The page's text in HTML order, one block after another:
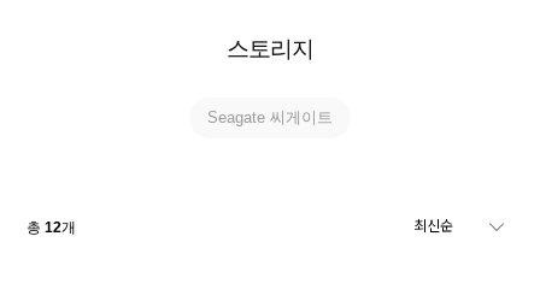
스토리지
Seagate 씨게이트
총12개